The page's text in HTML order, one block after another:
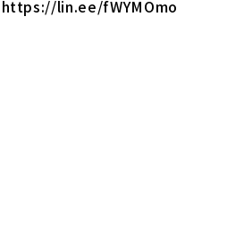
https://lin.ee/fWYMOmo